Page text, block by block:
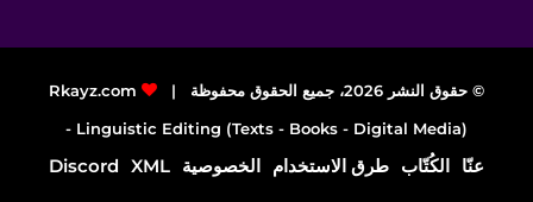
© حقوق النشر 2026، جميع الحقوق محفوظة |
Rkayz.com
Linguistic Editing (Texts - Books - Digital Media) -
عنّا الكُتّاب طرق الاستخدام الخصوصية XML
Discord